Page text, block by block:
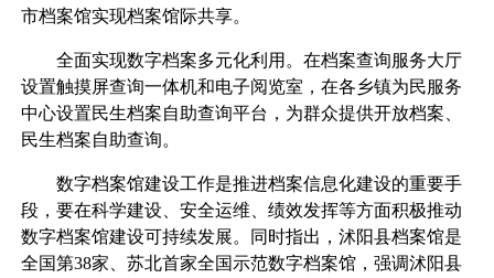
市档案馆实现档案馆际共享。
全面实现数字档案多元化利用。在档案查询服务大厅
设置触摸屏查询一体机和电子阅览室，在各乡镇为民服务
中心设置民生档案自助查询平台，为群众提供开放档案、
民生档案自助查询。
数字档案馆建设工作是推进档案信息化建设的重要手
段，要在科学建设、安全运维、绩效发挥等方面积极推动
数字档案馆建设可持续发展。同时指出，沭阳县档案馆是
全国第38家、苏北首家全国示范数字档案馆，强调沭阳县